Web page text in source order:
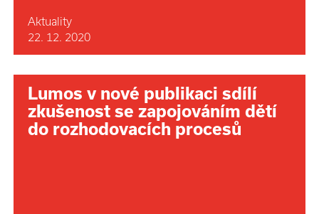
Aktuality
22. 12. 2020
Lumos v nové publikaci sdílí
zkušenost se zapojováním dětí
do rozhodovacích procesů